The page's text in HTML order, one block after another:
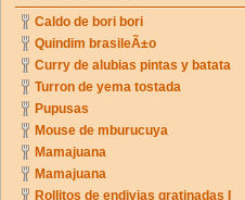
Caldo de bori bori
Quindim brasileÃ±o
Curry de alubias pintas y batata
Turron de yema tostada
Pupusas
Mouse de mburucuya
Mamajuana
Mamajuana
Rollitos de endivias gratinadas I